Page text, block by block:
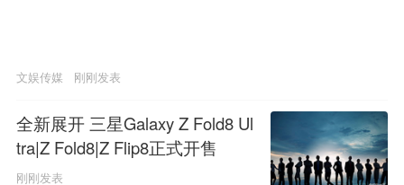
文娱传媒 刚刚发表
全新展开 三星Galaxy Z Fold8 Ul
tra|Z Fold8|Z Flip8正式开售
刚刚发表